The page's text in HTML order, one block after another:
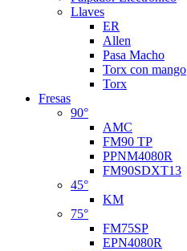
Llaves
ER
Allen
Pasa Macho
Torx con mango
Torx
Fresas
90°
AMC
FM90 TP
PPNM4080R
FM90SDXT13
45°
KM
75°
FM75SP
EPN4080R